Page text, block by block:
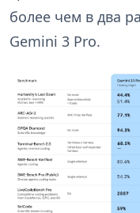
более чем в два
Gemini 3 Pro.